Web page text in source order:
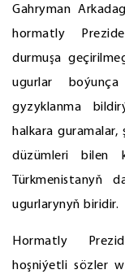
Gahryman
hormatly
durmuşa
ugurlar
gyzyklanma
halkara
düzümleri bilen
Türkmenistanyň
ugurlarynyň biridir.
Hormatly
hoşniýetli sözler